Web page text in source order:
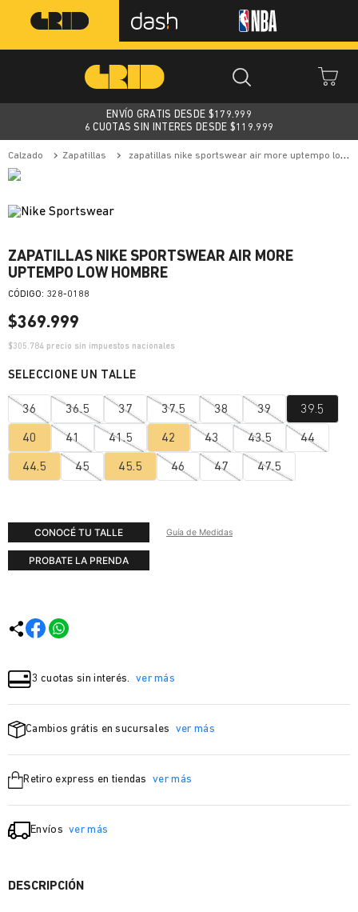
ENVÍO GRATIS DESDE $179.999
6 CUOTAS SIN INTERES DESDE $119.999
calzado zapatillas zapatillas nike sportswear air more uptempo low hombre
ZAPATILLAS NIKE SPORTSWEAR AIR MORE
UPTEMPO LOW HOMBRE
: 328-0188
$369.999
$305.784 precio sin impuestos nacionales
36 36.5 37 37.5 38 39 39.5
40 41 41.5 42 43 43.5 44
44.5 45 45.5 46 47 47.5
CONOCÉ TU TALLE Guía de Medidas
PROBATE LA PRENDA
3 cuotas sin interés. ver más
Cambios grátis en sucursales ver más
Retiro express en tiendas ver más
Envíos ver más
DESCRIPCIÓN